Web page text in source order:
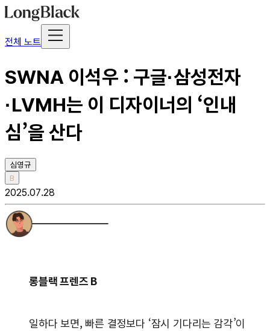
전체 노트
SWNA 이석우 : 구글·삼성전자
·LVMH는 이 디자이너의 ‘인내
심’을 산다
심영규
B
2025.07.28
롱블랙 프렌즈 B
일하다 보면, 빠른 결정보다 ‘잠시 기다리는 감각’이